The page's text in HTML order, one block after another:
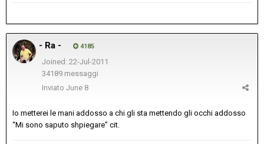
- Ra - 4185
Joined: 22-Jul-2011
34189 messaggi
Inviato June 8
Io metterei le mani addosso a chi gli sta mettendo gli occhi addosso
“Mi sono saputo shpiegare” cit.